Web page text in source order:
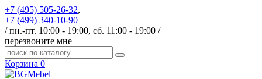
+7 (495) 505-26-32,
+7 (499) 340-10-90
/ пн.-пт. 10:00 - 19:00, сб. 11:00 - 19:00 /
перезвоните мне
Корзина 0